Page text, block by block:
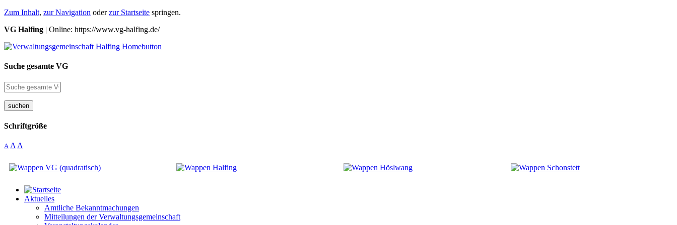
Zum Inhalt, zur Navigation oderzur Startseite springen.
VG Halfing | Online: https://www.vg-halfing.de/
Suche gesamte VG
suchen
Schriftgröße
A A A
Aktuelles
Amtliche Bekanntmachungen
Mitteilungen der Verwaltungsgemeinschaft